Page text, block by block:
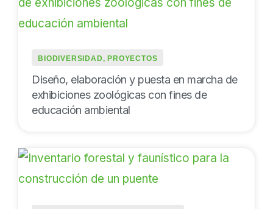
Diseño, elaboración y puesta en marcha de
exhibiciones zoológicas con fines de
educación ambiental
BIODIVERSIDAD, PROYECTOS